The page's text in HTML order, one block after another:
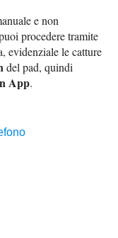
e non
procedere tramite
evidenziale le catture
del pad, quindi
App.